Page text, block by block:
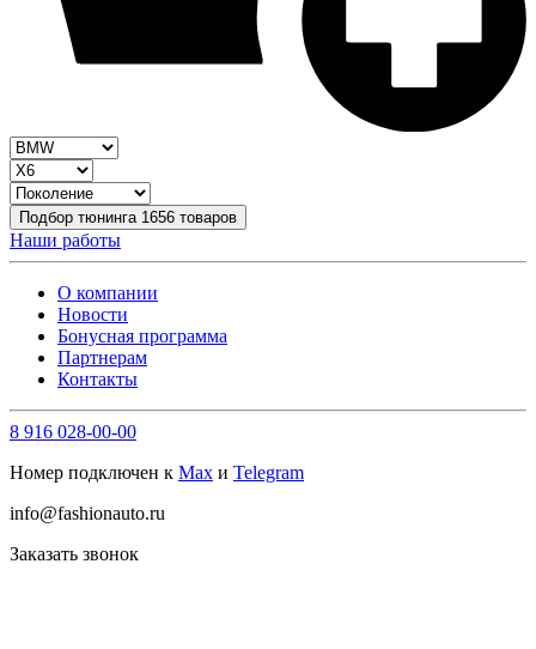
Подбор тюнинга 1656 товаров
Наши работы
О компании
Новости
Бонусная программа
Партнерам
Контакты
8 916 028-00-00
Номер подключен к Max и Telegram
info@fashionauto.ru
Заказать звонок